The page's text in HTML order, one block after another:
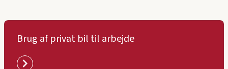
Brug af privat bil til arbejde